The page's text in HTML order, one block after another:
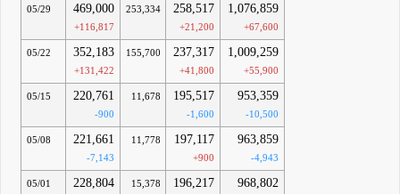
05/29 469,000
+116,817
253,334 258,517
+21,200
1,076,859
+67,600
05/22 352,183
+131,422
155,700 237,317
+41,800
1,009,259
+55,900
05/15 220,761
-900
11,678 195,517
-1,600
953,359
-10,500
05/08 221,661
-7,143
11,778 197,117
+900
963,859
-4,943
05/01 228,804 15,378 196,217 968,802